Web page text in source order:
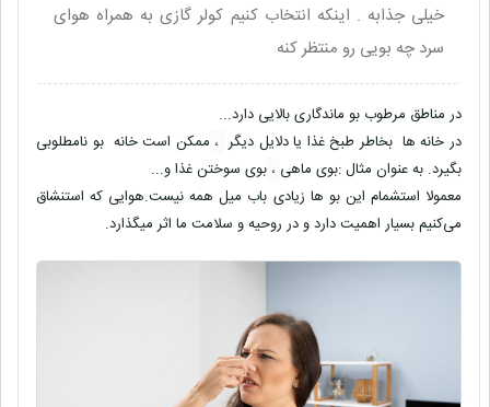
خیلی جذابه . اینکه انتخاب کنیم کولر گازی به همراه هوای
سرد چه بویی رو منتظر کنه
در مناطق مرطوب بو ماندگاری بالایی دارد...
در خانه ها بخاطر طبخ غذا یا دلایل دیگر ، ممکن است خانه بو نامطلوبی
بگیرد. به عنوان مثال :بوی ماهی ،بوی سوختن غذا و...
معمولا استشمام این بو ها زیادی باب میل همه نیست.هوایی که استنشاق
می‌کنیم بسیار اهمیت دارد و در روحیه و سلامت ما اثر میگذارد.